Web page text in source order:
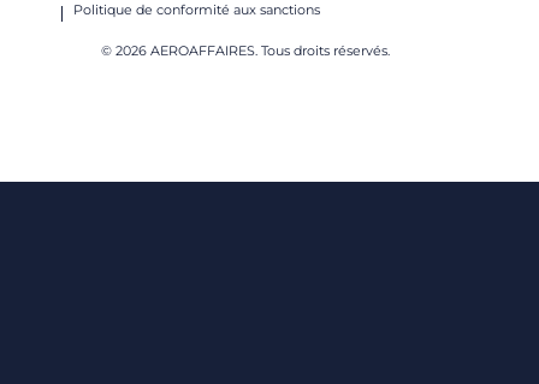
Politique de conformité aux sanctions
© 2026 AEROAFFAIRES. Tous droits réservés.